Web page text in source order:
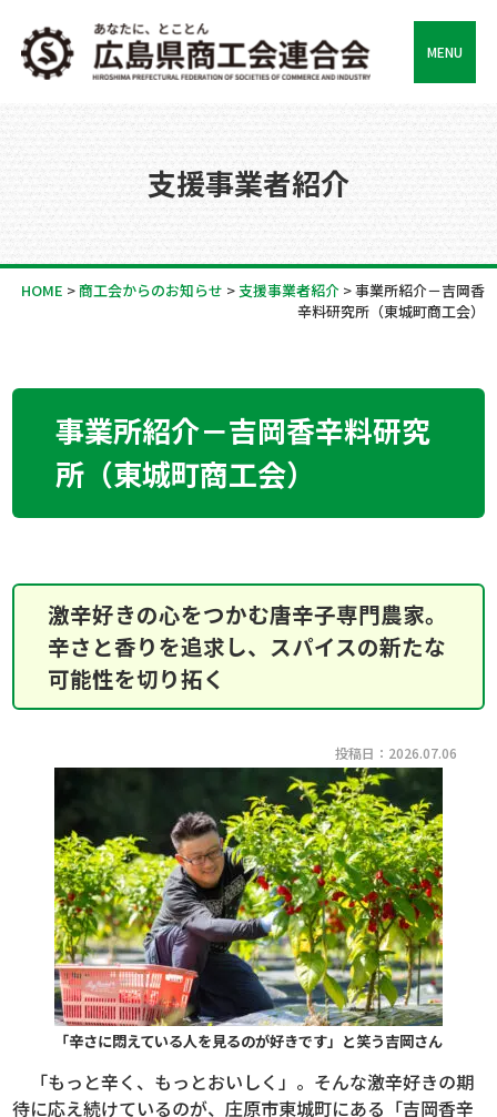
MENU
支援事業者紹介
HOME >商工会からのお知らせ > 支援事業者紹介>事業所紹介－吉岡香
辛料研究所（東城町商工会）
事業所紹介－吉岡香辛料研究
所（東城町商工会）
激辛好きの心をつかむ唐辛子専門農家。
辛さと香りを追求し、スパイスの新たな
可能性を切り拓く
投稿日：2026.07.06
「辛さに悶えている人を見るのが好きです」と笑う吉岡さん
「もっと辛く、もっとおいしく」。そんな激辛好きの期
待に応え続けているのが、庄原市東城町にある「吉岡香辛